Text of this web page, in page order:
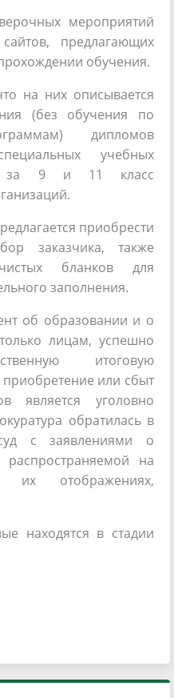
мероприятий
предлагающих
обучения.
на них описывается
(без обучения по
дипломов
учебных
за 9 и 11 класс
приобрести
заказчика, также
бланков для
заполнения.
об образовании и о
лицам, успешно
итоговую
или сбыт
является уголовно
обратилась в
с заявлениями о
на
их отображениях,
находятся в стадии